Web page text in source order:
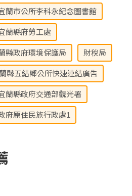
蘭市公所李科永紀念圖書館
蘭縣府勞工處
縣政府環境保護局 財稅局
縣五結鄉公所快速連結廣告
蘭縣政府交通部觀光署
府原住民族行政處1